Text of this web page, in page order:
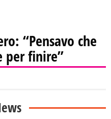
“Pensavo che
per finire”